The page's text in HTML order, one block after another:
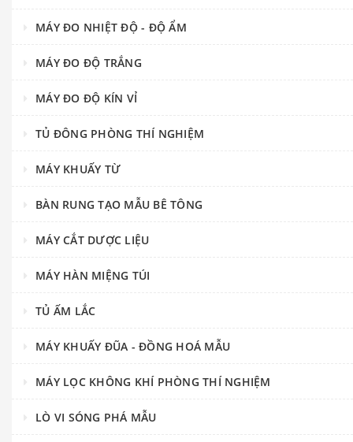
MÁY ĐO NHIỆT ĐỘ - ĐỘ ẨM
MÁY ĐO ĐỘ TRẮNG
MÁY ĐO ĐỘ KÍN VỈ
TỦ ĐÔNG PHÒNG THÍ NGHIỆM
MÁY KHUẤY TỪ
BÀN RUNG TẠO MẪU BÊ TÔNG
MÁY CẮT DƯỢC LIỆU
MÁY HÀN MIỆNG TÚI
TỦ ẤM LẮC
MÁY KHUẤY ĐŨA - ĐỒNG HOÁ MẪU
MÁY LỌC KHÔNG KHÍ PHÒNG THÍ NGHIỆM
LÒ VI SÓNG PHÁ MẪU